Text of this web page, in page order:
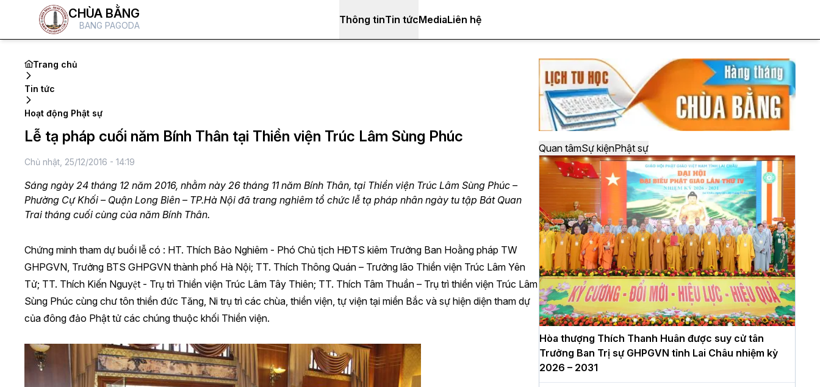
CHÙA BẰNG
BANG PAGODA Thông tinTin tứcMediaLiên hệ
Trang chủ
Tin tức
Hoạt động Phật sự
Lễ tạ pháp cuối năm Bính Thân tại Thiền viện Trúc Lâm Sùng Phúc
Chủ nhật, 25/12/2016 - 14:19
Sáng ngày 24 tháng 12 năm 2016, nhằm này 26 tháng 11 năm Bính Thân, tại Thiền viện Trúc Lâm Sùng Phúc –
Phường Cự Khối – Quận Long Biên – TP.Hà Nội đã trang nghiêm tổ chức lễ tạ pháp nhân ngày tu tập Bát Quan
Trai tháng cuối cùng của năm Bính Thân.
Chứng minh tham dự buổi lễ có : HT. Thích Bảo Nghiêm - Phó Chủ tịch HĐTS kiêm Trưởng Ban Hoằng pháp TW
GHPGVN, Trưởng BTS GHPGVN thành phố Hà Nội; TT. Thích Thông Quán – Trưởng lão Thiền viện Trúc Lâm Yên
Tử; TT. Thích Kiến Nguyệt - Trụ trì Thiền viện Trúc Lâm Tây Thiên; TT. Thích Tâm Thuần – Trụ trì thiền viện Trúc Lâm
Sùng Phúc cùng chư tôn thiền đức Tăng, Ni trụ trì các chùa, thiền viện, tự viện tại miền Bắc và sự hiện diện tham dự
của đông đảo Phật tử các chúng thuộc khối Thiền viện.
Quan tâmSự kiệnPhật sự
Hòa thượng Thích Thanh Huân được suy cử tân
Trưởng Ban Trị sự GHPGVN tỉnh Lai Châu nhiệm kỳ
2026 – 2031